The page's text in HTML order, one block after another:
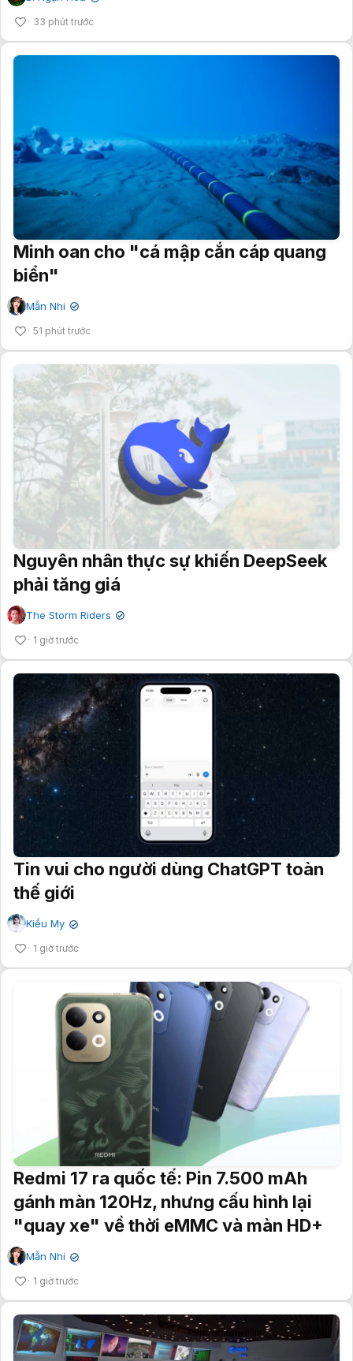
33 phút trước
Minh oan cho "cá mập cắn cáp quang
biển"
Mẫn Nhi ✔
51 phút trước
Nguyên nhân thực sự khiến DeepSeek
phải tăng giá
The Storm Riders ✔
1 giờ trước
Tin vui cho người dùng ChatGPT toàn
thế giới
Kiều My ✔
1 giờ trước
Redmi 17 ra quốc tế: Pin 7.500 mAh
gánh màn 120Hz, nhưng cấu hình lại
"quay xe" về thời eMMC và màn HD+
Mẫn Nhi ✔
1 giờ trước